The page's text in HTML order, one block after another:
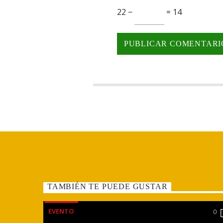
22 − = 14
TAMBIÉN TE PUEDE GUSTAR
EVENTO 0